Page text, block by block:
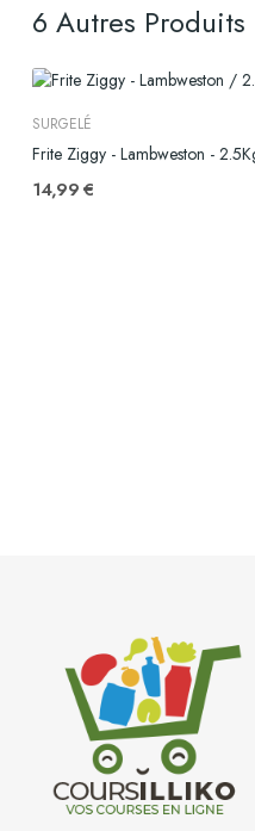
6 Autres
SURGELÉ
Frite Ziggy - Lambweston -
14,99 €